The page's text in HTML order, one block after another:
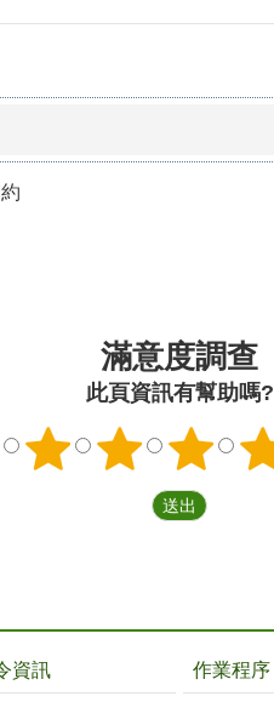
滿意度調查
此頁資訊有幫助嗎?
資訊 作業程序